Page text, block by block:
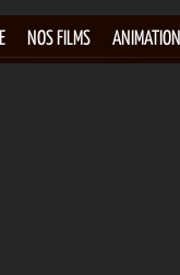
NOS FILMS ANIMATION